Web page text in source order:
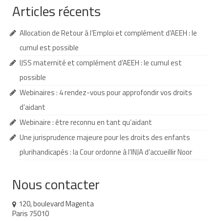
AESH et équipe éducative
Que faire en cas d’absence de l’AESH ?
Redoublement et commission d’appel
Recours
Jurisprudence
Nos webinaires
Nos cafés des parents
Soutenir TouPI
Adhérer
Faire un don à TouPI
Articles récents
Allocation de Retour à l’Emploi et complément d’AEEH : le
cumul est possible
IJSS maternité et complément d’AEEH : le cumul est
possible
Webinaires : 4 rendez-vous pour approfondir vos droits
d’aidant
Webinaire : être reconnu en tant qu’aidant
Une jurisprudence majeure pour les droits des enfants
plurihandicapés : la Cour ordonne à l’INJA d’accueillir Noor
Nous contacter
120, boulevard Magenta
Paris 75010